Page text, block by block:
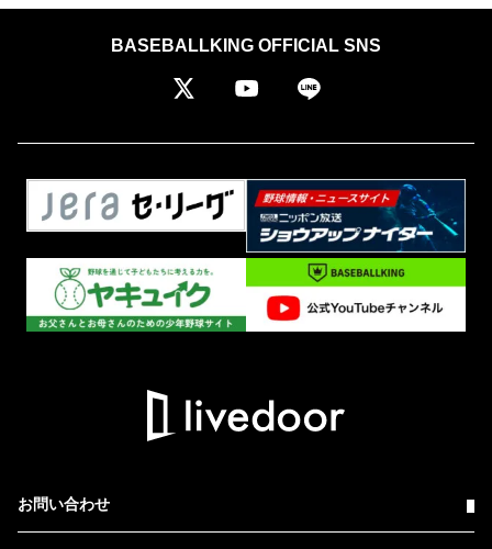
BASEBALLKING OFFICIAL SNS
お問い合わせ